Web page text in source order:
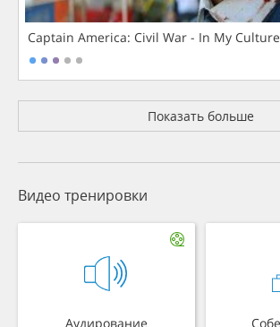
Captain America: Civil War - In My
Показать больше
Видео тренировки
Аудирование